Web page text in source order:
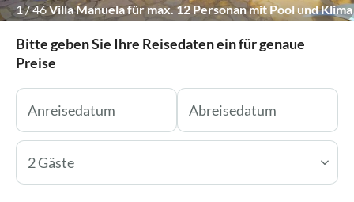
1/46Villa Manuela für max. 12 Personan mit Pool und Klima
Bitte geben Sie Ihre Reisedaten ein für genaue
Preise
2 Gäste